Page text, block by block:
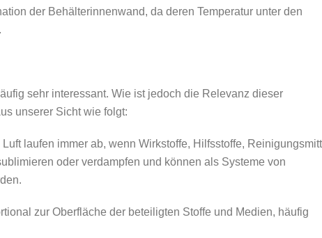
der Behälterinnenwand, da deren Temperatur unter den
sehr interessant. Wie ist jedoch die Relevanz dieser
unserer Sicht wie folgt:
laufen immer ab, wenn Wirkstoffe, Hilfsstoffe,
oder verdampfen und können als Systeme von
zur Oberfläche der beteiligten Stoffe und Medien, häufig